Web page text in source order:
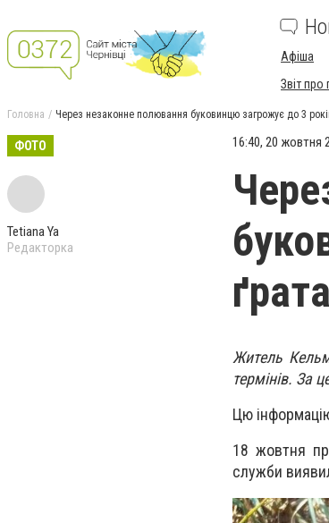
Афіша
Звіт про
Головна Через незаконне полювання буковинцю загрожує до 3
ФОТО
Tetiana Ya
Редакторка
16:40, 20 жовтня
Житель
термінів. За
Цю
18 жовтня
служби